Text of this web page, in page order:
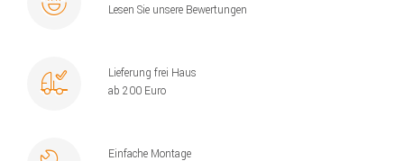
Lesen Sie unsere Bewertungen
Lieferung frei Haus
ab 200 Euro
Einfache Montage